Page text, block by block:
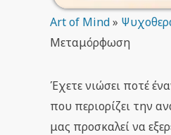
Art of Mind»
Μεταμόρφωση
Έχετε νιώσει ποτέ
που περιορίζει την
μας προσκαλεί να